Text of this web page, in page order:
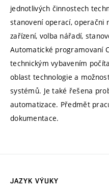
jednotlivých činnostech
stanovení operací, operačni
zařízení, volba nářadí,
Automatické programovaní
technickým vybavením
oblast technologie a
systémů. Je také řešena
automatizace. Předmět
dokumentace.
JAZYK VÝUKY